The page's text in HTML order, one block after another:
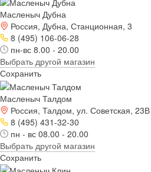
Масленыч Дубна
Россия, Дубна, Станционная, 3
8 (495) 106-06-28
пн-вс 8.00 - 20.00
Выбрать другой магазин
Сохранить
Масленыч Талдом
Россия, Талдом, ул. Советская, 23В
8 (495) 431-32-30
пн - вс 08.00 - 20.00
Выбрать другой магазин
Сохранить